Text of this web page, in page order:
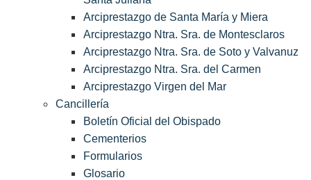
Arciprestazgo de Santa María y Miera
Arciprestazgo Ntra. Sra. de Montesclaros
Arciprestazgo Ntra. Sra. de Soto y Valvanuz
Arciprestazgo Ntra. Sra. del Carmen
Arciprestazgo Virgen del Mar
Cancillería
Boletín Oficial del Obispado
Cementerios
Formularios
Glosario